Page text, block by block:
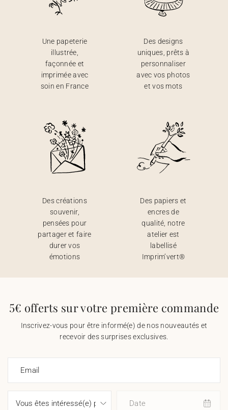
Une papeterie
illustrée,
façonnée et
imprimée avec
soin en France
Des designs
uniques, prêts à
personnaliser
avec vos photos
et vos mots
Des créations
souvenir,
pensées pour
partager et faire
durer vos
émotions
Des papiers et
encres de
qualité, notre
atelier est
labellisé
Imprim’vert®
5€ offerts sur votre première commande
Inscrivez-vous pour être informé(e) de nos nouveautés et
recevoir des surprises exclusives.
Email
Date